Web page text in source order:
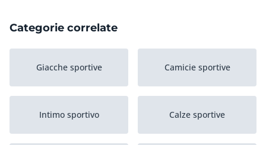
Categorie correlate
Giacche sportive Camicie sportive
Intimo sportivo Calze sportive